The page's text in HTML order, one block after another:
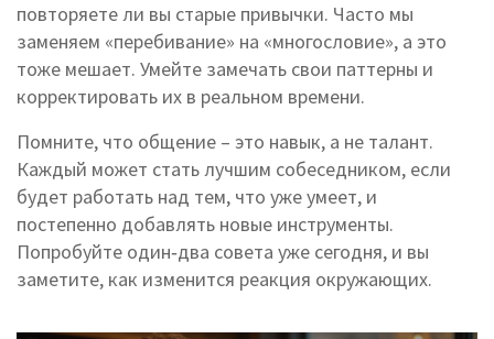
повторяете ли вы старые привычки. Часто мы
заменяем «перебивание» на «многословие», а это
тоже мешает. Умейте замечать свои паттерны и
корректировать их в реальном времени.
Помните, что общение – это навык, а не талант.
Каждый может стать лучшим собеседником, если
будет работать над тем, что уже умеет, и
постепенно добавлять новые инструменты.
Попробуйте один‑два совета уже сегодня, и вы
заметите, как изменится реакция окружающих.